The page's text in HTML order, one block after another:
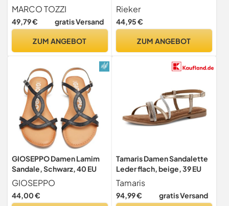
Vegan, Schwarz (Black
Comb), 40 EU
MARCO TOZZI
49,79 € gratis Versand
ZUM ANGEBOT
Mint Cayenne V3652 91, 42
EU
Rieker
44,95 €
ZUM ANGEBOT
GIOSEPPO Damen Lamim
Sandale, Schwarz, 40 EU
GIOSEPPO
44,00 €
Tamaris Damen Sandalette
Leder flach, beige, 39 EU
Tamaris
94,99 € gratis Versand